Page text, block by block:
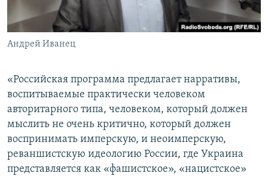
Андрей Иванец
«Российская программа предлагает нарративы,
воспитываемые практически человеком
авторитарного типа, человеком, который должен
мыслить не очень критично, который должен
воспринимать имперскую, и неоимперскую,
реваншистскую идеологию России, где Украина
представляется как «фашистское», «нацистское»